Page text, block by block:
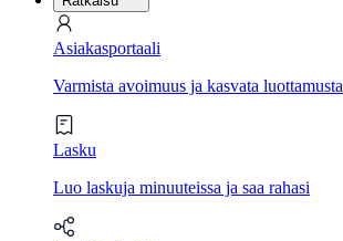
Asiakasportaali
Varmista avoimuus ja kasvata luottamusta
Lasku
Luo laskuja minuuteissa ja saa rahasi